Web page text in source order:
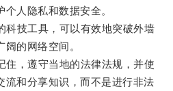
人隐私和数据安全。
技工具，可以有效地突破外墙
的网络空间。
，遵守当地的法律法规，并使
流和分享知识，而不是进行非法